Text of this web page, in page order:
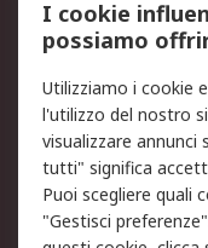
Legale
Informativa
Email Security
Condizioni di
I cookie
possiamo
Utilizziamo i cookie
l'utilizzo del nostro
visualizzare annunci
tutti" significa
Puoi scegliere quali
"Gestisci